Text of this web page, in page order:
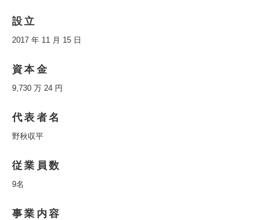
設立
2017 年 11 月 15 日
資本金
9,730 万 24 円
代表者名
野秋収平
従業員数
9名
事業内容